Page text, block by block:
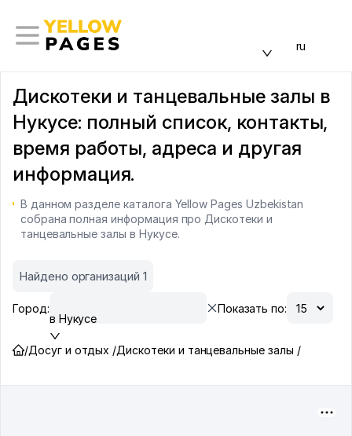
ru
Дискотеки и танцевальные залы в
Нукусе: полный список, контакты,
время работы, адреса и другая
информация.
В данном разделе каталога Yellow Pages Uzbekistan
собрана полная информация про Дискотеки и
танцевальные залы в Нукусе.
Найдено организаций 1
Город:
в Нукусе
Показать по:
/Досуг и отдых /Дискотеки и танцевальные залы /